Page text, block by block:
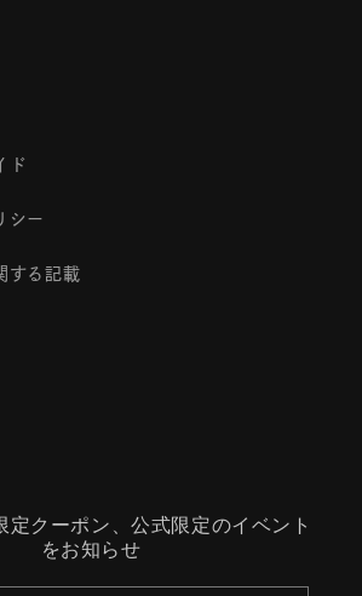
ド
シー
する記載
定クーポン、公式限定のイベント
をお知らせ